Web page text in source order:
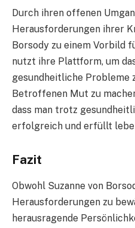
Durch ihren offenen
Herausforderungen ihrer
Borsody zu einem Vorbild
nutzt ihre Plattform, um
gesundheitliche Probleme
Betroffenen Mut zu
dass man trotz
erfolgreich und erfüllt
Fazit
Obwohl Suzanne von
Herausforderungen zu
herausragende